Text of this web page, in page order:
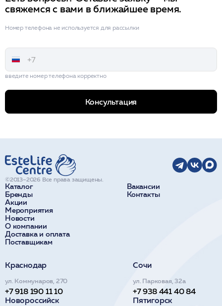
свяжемся с вами в ближайшее время.
Номер телефона не используется для рассылки
введите номер телефона корректно
Консультация
Каталог
Бренды
Акции
Мероприятия
Новости
О компании
Доставка и оплата
Поставщикам
Вакансии
Контакты
©2013–2026 Все права защищены.
Краснодар
ул. Коммунаров, 270
+7 918 190 11 10
Сочи
ул. Парковая, 32а
+7 938 441 40 84
Новороссийск
Пятигорск